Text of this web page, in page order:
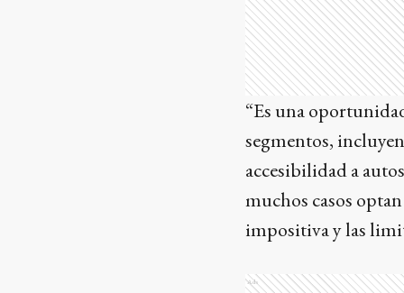
“Es una
segmentos,
accesibilidad a
muchos casos
impositiva y las
Ads